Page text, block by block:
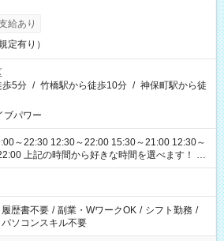
給あり
定有り）
歩5分 / 竹橋駅から徒歩10分 / 神保町駅から徒
ブパワー
～22:30 12:30～22:00 15:30～21:00 12:30～
選べます！ ※
可能性があります
履歴書不要 / 副業・WワークOK / シフト勤務 /
パソコンスキル不要